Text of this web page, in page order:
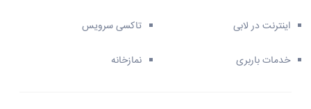
اینترنت در لابی تاکسی سرویس
خدمات باربری نمازخانه